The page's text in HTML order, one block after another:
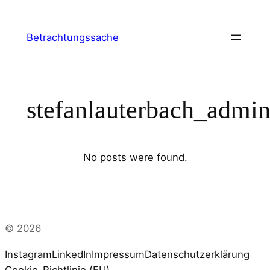
springen
Betrachtungssache
stefanlauterbach_admin
No posts were found.
© 2026
InstagramLinkedInImpressumDatenschutzerklärung